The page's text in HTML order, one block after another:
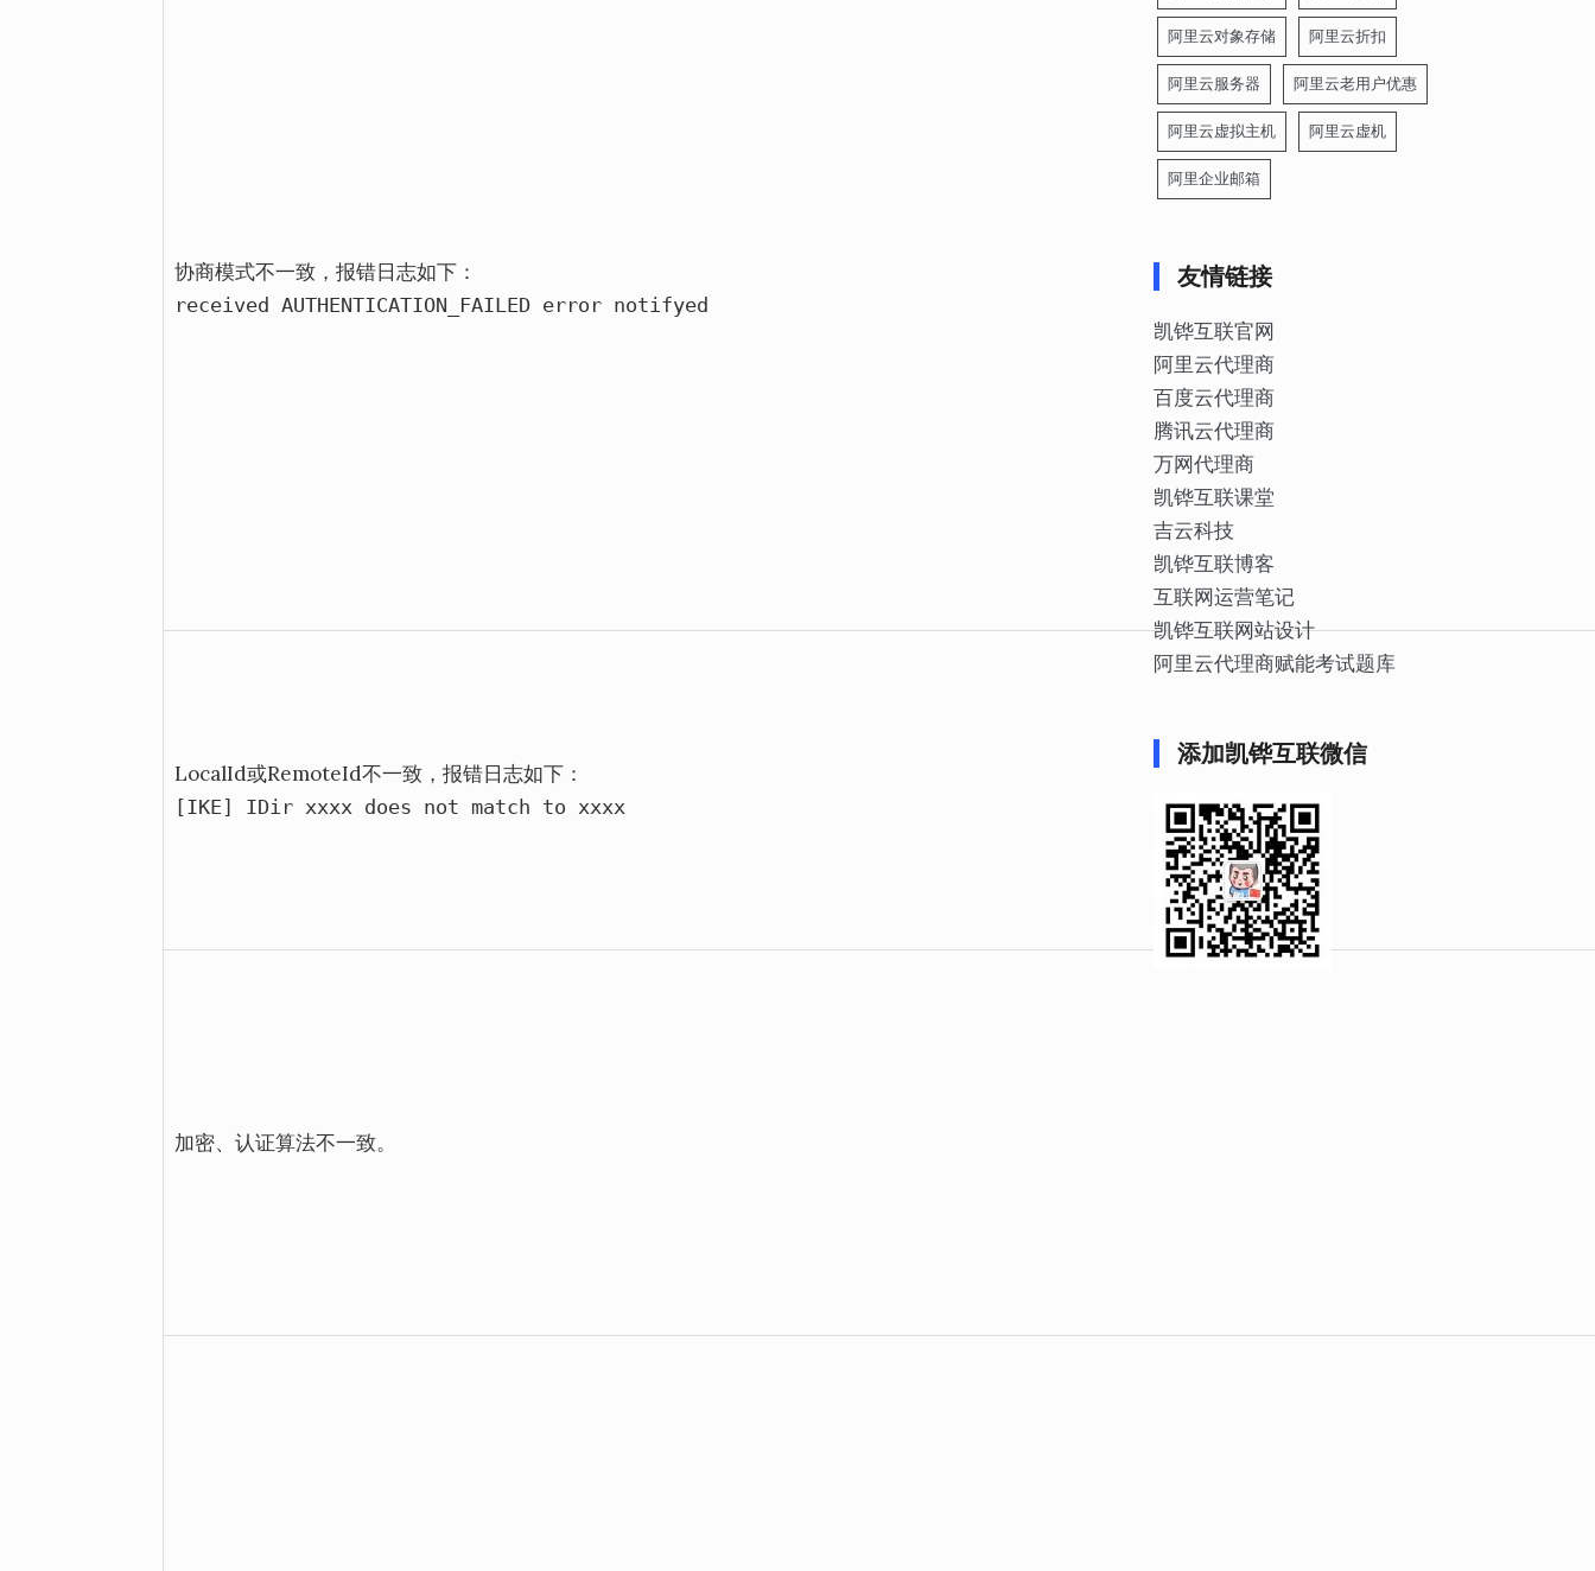
协商模式不一致，报错日志如下：
received AUTHENTICATION_FAILED errornotifyed
LocalId或RemoteId不一致，报错日志如下：
[IKE] IDir xxxx does not match to xxxx
加密、认证算法不一致。
阿里云对象存储 阿里云折扣
阿里云服务器 阿里云老用户优惠
阿里云虚拟主机 阿里云虚机
阿里企业邮箱
友情链接
凯铧互联官网
阿里云代理商
百度云代理商
腾讯云代理商
万网代理商
凯铧互联课堂
吉云科技
凯铧互联博客
互联网运营笔记
凯铧互联网站设计
阿里云代理商赋能考试题库
添加凯铧互联微信